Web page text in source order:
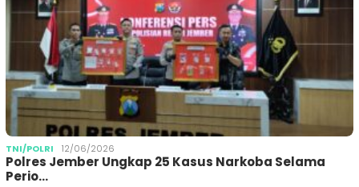
TNI/POLRI 12/06/2026
Polres Jember Ungkap 25 Kasus Narkoba Selama
Perio…